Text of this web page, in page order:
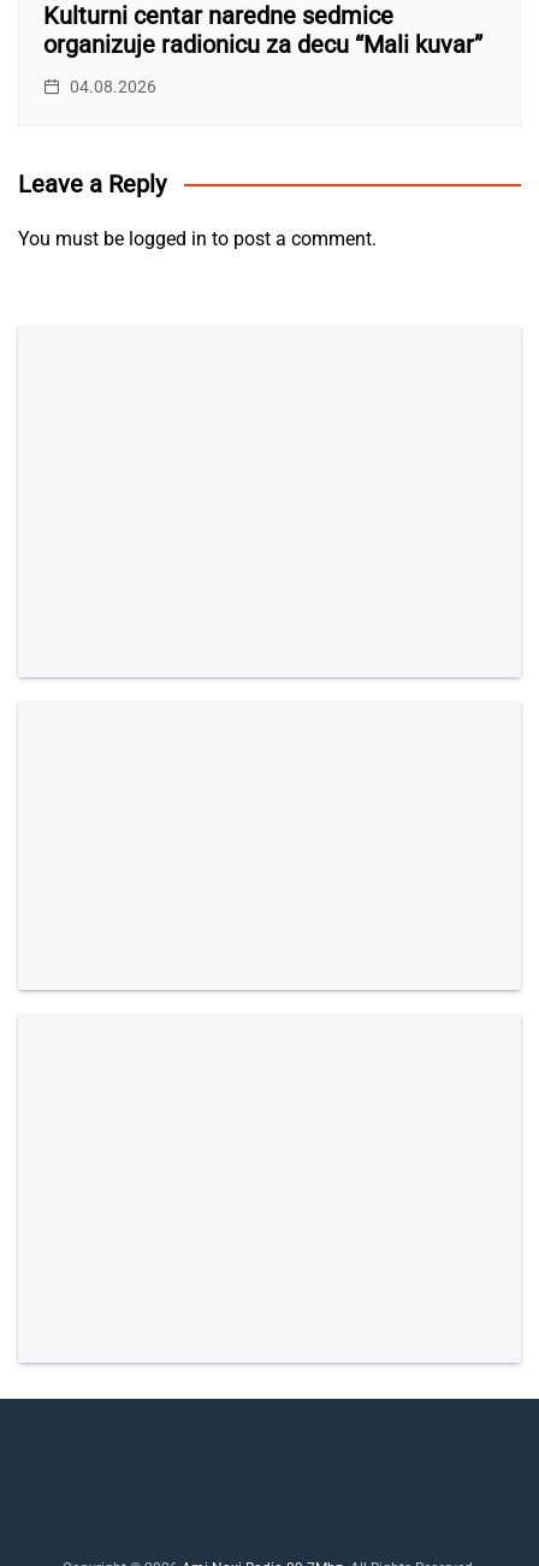
Kulturni centar naredne sedmice
organizuje radionicu za decu “Mali kuvar”
04.08.2026
Leave a Reply
You must be logged in to post a comment.